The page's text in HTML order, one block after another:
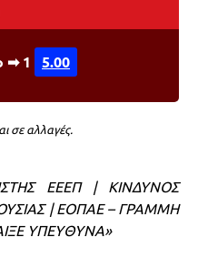
➡ 1 5.00
σε αλλαγές.
ΕΕΕΠ | ΚΙΝΔΥΝΟΣ
| ΕΟΠΑΕ – ΓΡΑΜΜΗ
ΥΠΕΥΘΥΝΑ»